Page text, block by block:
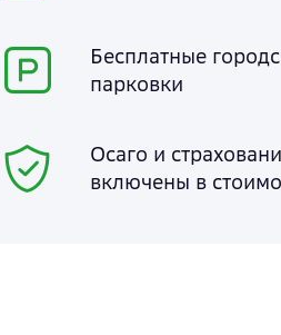
Бесплатные
парковки
Осаго и
включены в